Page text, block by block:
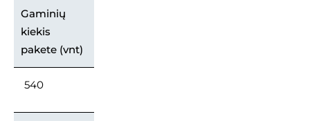
Gaminių
kiekis
pakete (vnt)
540